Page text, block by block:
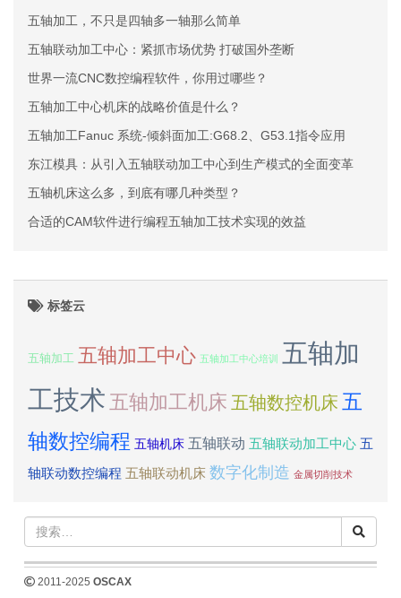
五轴加工，不只是四轴多一轴那么简单
五轴联动加工中心：紧抓市场优势 打破国外垄断
世界一流CNC数控编程软件，你用过哪些？
五轴加工中心机床的战略价值是什么？
五轴加工Fanuc 系统-倾斜面加工:G68.2、G53.1指令应用
东江模具：从引入五轴联动加工中心到生产模式的全面变革
五轴机床这么多，到底有哪几种类型？
合适的CAM软件进行编程五轴加工技术实现的效益
标签云
五轴加工 五轴加工中心 五轴加工中心培训
五轴加
工技术 五轴加工机床 五轴数控机床 五
轴数控编程 五轴机床 五轴联动 五轴联动加工中心 五
轴联动数控编程 五轴联动机床 数字化制造 金属切削技术
2011-2025 OSCAX